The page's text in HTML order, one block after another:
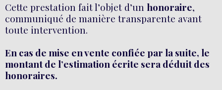
Cette prestation fait l’objet d’un honoraire,
communiqué de manière transparente avant
toute intervention.
En cas de mise en vente confiée par la suite, le
montant de l’estimation écrite sera déduit des
honoraires.